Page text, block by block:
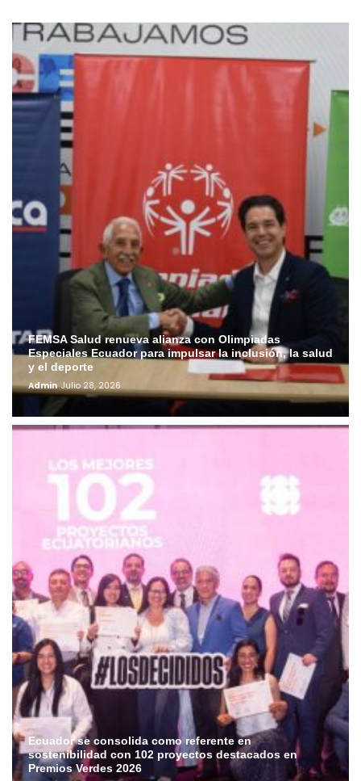
FEMSA Salud renueva alianza con Olimpiadas
Especiales Ecuador para impulsar la inclusión, la salud
y el deporte
Admin Julio 28, 2026
Ecuador se consolida como referente en
sostenibilidad con 102 proyectos destacados en
Premios Verdes 2026